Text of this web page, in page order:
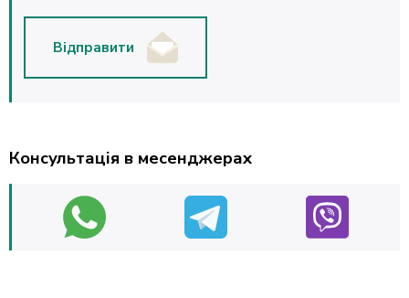
Відправити
Консультація в месенджерах